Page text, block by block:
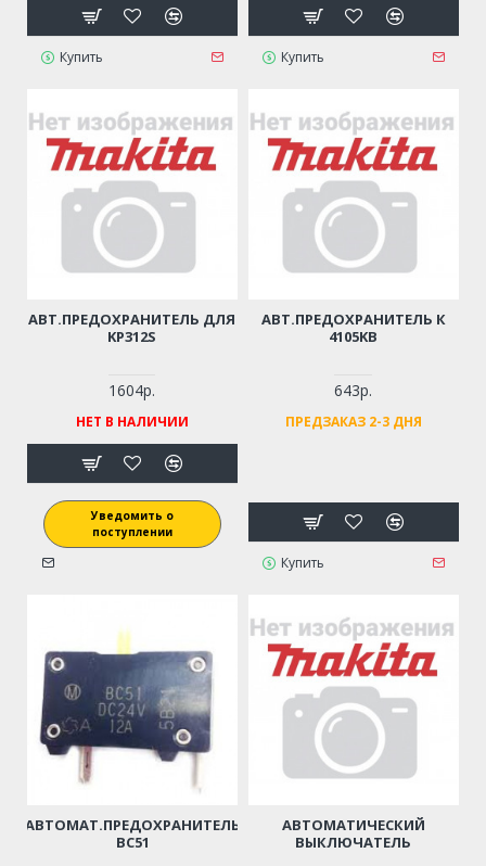
Купить Купить
АВТ.ПРЕДОХРАНИТЕЛЬ ДЛЯ
KP312S
1604р.
НЕТ В НАЛИЧИИ
Уведомить о
поступлении
АВТ.ПРЕДОХРАНИТЕЛЬ К
4105KB
643р.
ПРЕДЗАКАЗ 2-3 ДНЯ
Купить
АВТОМАТ.ПРЕДОХРАНИТЕЛЬ
BC51
АВТОМАТИЧЕСКИЙ
ВЫКЛЮЧАТЕЛЬ